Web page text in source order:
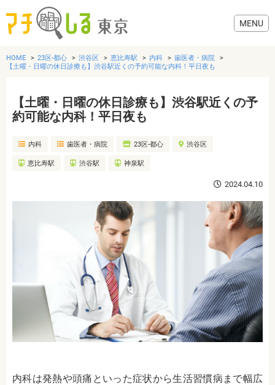
グルメ
美容・健康
HOME 23区-都心 渋谷区 恵比寿駅 内科
歯医者・病院
【土曜・日曜の休日診療も】渋谷駅近くの予約可能な内科！平日夜も
【土曜・日曜の休日診療も】渋谷駅近くの予
約可能な内科！平日夜も
内科 歯医者・病院 23区-都心 渋谷区
恵比寿駅 渋谷駅 神泉駅
2024.04.10
内科は発熱や頭痛といった症状から生活習慣病まで幅広